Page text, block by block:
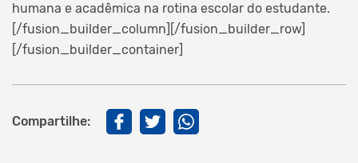
humana e acadêmica na rotina escolar do estudante.
[/fusion_builder_column][/fusion_builder_row]
[/fusion_builder_container]
Compartilhe: